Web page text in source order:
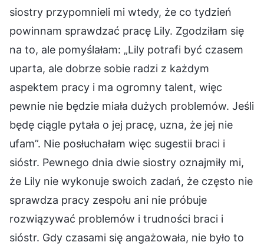
siostry przypomnieli mi wtedy, że co tydzień
powinnam sprawdzać pracę Lily. Zgodziłam się
na to, ale pomyślałam: „Lily potrafi być czasem
uparta, ale dobrze sobie radzi z każdym
aspektem pracy i ma ogromny talent, więc
pewnie nie będzie miała dużych problemów. Jeśli
będę ciągle pytała o jej pracę, uzna, że jej nie
ufam”. Nie posłuchałam więc sugestii braci i
sióstr. Pewnego dnia dwie siostry oznajmiły mi,
że Lily nie wykonuje swoich zadań, że często nie
sprawdza pracy zespołu ani nie próbuje
rozwiązywać problemów i trudności braci i
sióstr. Gdy czasami się angażowała, nie było to